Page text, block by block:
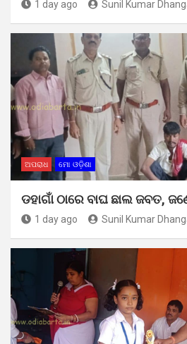
1 day ago Sunil Kumar
ଅପରାଧ ମୋ ଓଡ଼ିଶା
ଡହାଗାଁ ଠାରେ ବାଘ ଛାଲ ଜବତ,
1 day ago Sunil Kumar